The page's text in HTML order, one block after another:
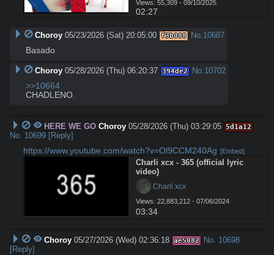
Views: 55,309 - 09/10/2025
02:27
Choroy 05/23/2026 (Sat) 20:05:00 f3b088 No.10687
Basado
Choroy 05/28/2026 (Thu) 06:20:37 394de2 No.10702
>>10664
CHADLENO.
HERE WE GO Choroy 05/28/2026 (Thu) 03:29:05 5d1a12
No. 10699 [Reply]
https://www.youtube.com/watch?v=Ol9CCM240Ag [Embed]
Charli xcx - 365 (official lyric
video)
Charli xcx
Views: 22,883,212 - 07/06/2024
03:34
Choroy 05/27/2026 (Wed) 02:36:18 ae5082 No. 10698
[Reply]